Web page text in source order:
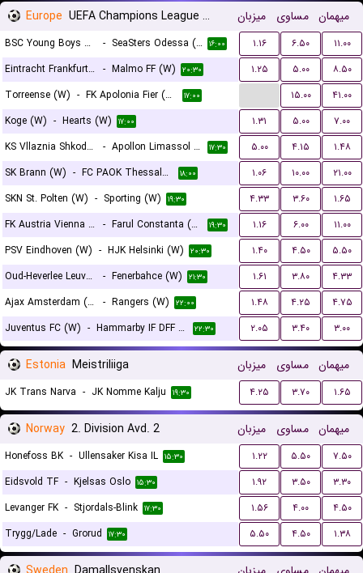
Europe UEFA Champions League Women Qualification میزبان مساوی میهمان
BSC Young Boys Berna (W) - SeaSters Odessa (W) ۱۶:۰۰ ۱.۱۶ ۶.۵۰
۱۱.۰۰
Eintracht Frankfurt (W) - Malmo FF (W) ۲۰:۳۰ ۱.۲۵ ۵.۰۰
۸.۵۰
Torreense (W) - FK Apolonia Fier (W) ۱۷:۰۰ ۱۵.۰۰
۴۱.۰۰
Koge (W) - Hearts (W) ۱۷:۰۰ ۱.۳۱ ۵.۰۰
۷.۰۰
KS Vllaznia Shkoder (W)
- Apollon Limassol FC (W) ۱۷:۳۰ ۵.۰۰ ۴.۱۵
۱.۴۸
SK Brann (W) - FC PAOK Thessaloniki (W) ۱۸:۰۰ ۱.۰۶ ۱۰.۰۰
۲۱.۰۰
SKN St. Polten (W) - Sporting (W) ۱۹:۳۰ ۴.۳۳ ۳.۶۰
۱.۶۵
FK Austria Vienna (W) - Farul Constanta (W) ۱۹:۳۰ ۱.۱۶ ۶.۰۰
۱۱.۰۰
PSV Eindhoven (W) - HJK Helsinki (W) ۲۰:۳۰ ۱.۴۰ ۴.۵۰
۵.۵۰
Oud-Heverlee Leuven (W)
- Fenerbahce (W) ۲۱:۳۰ ۱.۶۱ ۳.۸۰
۴.۳۳
Ajax Amsterdam (W)
- Rangers (W) ۲۲:۰۰ ۱.۴۸ ۴.۲۵
۴.۷۵
Juventus FC (W) - Hammarby IF DFF (W) ۲۲:۳۰ ۲.۰۵ ۳.۴۰ ۳.۰۰
Estonia Meistriliiga میزبان مساوی میهمان
JK Trans Narva - JK Nomme Kalju ۱۹:۳۰ ۴.۲۵ ۳.۷۰ ۱.۶۵
Norway 2. Division Avd. 2 میزبان مساوی میهمان
Honefoss BK - Ullensaker Kisa IL ۱۵:۳۰ ۱.۲۲ ۵.۵۰
۷.۵۰
Eidsvold TF - Kjelsas Oslo ۱۵:۳۰ ۱.۹۲ ۳.۵۰
۳.۳۰
Levanger FK - Stjordals-Blink ۱۷:۳۰ ۱.۵۶ ۴.۰۰
۴.۵۰
Trygg/Lade - Grorud ۱۷:۳۰ ۵.۵۰ ۴.۵۰ ۱.۳۸